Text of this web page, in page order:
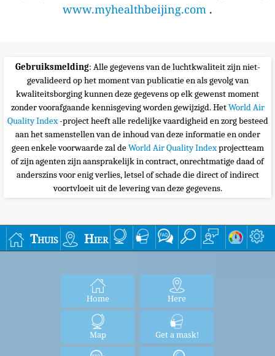
www.myhealthbeijing.com .
Gebruiksmelding: Alle gegevens van de luchtkwaliteit zijn niet-
gevalideerd op het moment van publicatie en als gevolg van
kwaliteitsborging kunnen deze gegevens op elk gewenst moment
zonder voorafgaande kennisgeving worden gewijzigd. HetWorld Air
Quality Index-project heeft alle redelijke vaardigheid en zorg besteed
aan het samenstellen van de inhoud van deze informatie en onder
geen enkele voorwaarde zal deWorld Air Quality Indexprojectteam
of zijn agenten zijn aansprakelijk in contract, onrechtmatige daad of
anderszins voor enig verlies, letsel of schade die direct of indirect
voortvloeit uit de levering van deze gegevens.
Thuis Hier
Home Here
Map Get a mask!